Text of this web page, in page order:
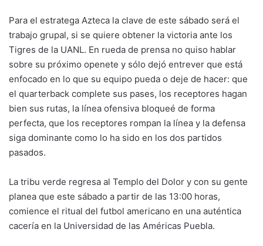
Para el estratega Azteca la clave de este sábado será el
trabajo grupal, si se quiere obtener la victoria ante los
Tigres de la UANL. En rueda de prensa no quiso hablar
sobre su próximo openete y sólo dejó entrever que está
enfocado en lo que su equipo pueda o deje de hacer: que
el quarterback complete sus pases, los receptores hagan
bien sus rutas, la línea ofensiva bloqueé de forma
perfecta, que los receptores rompan la línea y la defensa
siga dominante como lo ha sido en los dos partidos
pasados.
La tribu verde regresa al Templo del Dolor y con su gente
planea que este sábado a partir de las 13:00 horas,
comience el ritual del futbol americano en una auténtica
cacería en la Universidad de las Américas Puebla.